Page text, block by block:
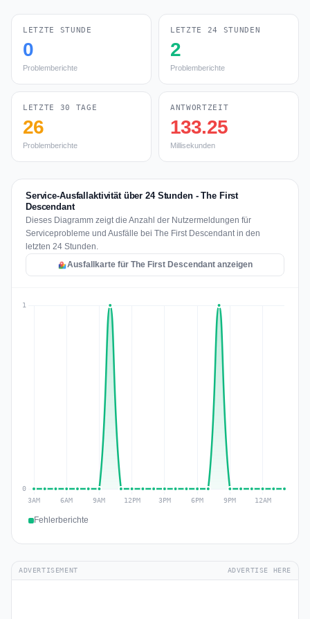
LETZTE STUNDE
0
Problemberichte
LETZTE 24 STUNDEN
2
Problemberichte
LETZTE 30 TAGE
26
Problemberichte
ANTWORTZEIT
133.25
Millisekunden
Service-Ausfallaktivität über 24 Stunden - The First
Descendant
Dieses Diagramm zeigt die Anzahl der Nutzermeldungen für
Serviceprobleme und Ausfälle bei The First Descendant in den
letzten 24 Stunden.
Ausfallkarte für The First Descendant anzeigen
Fehlerberichte
ADVERTISEMENT ADVERTISE HERE